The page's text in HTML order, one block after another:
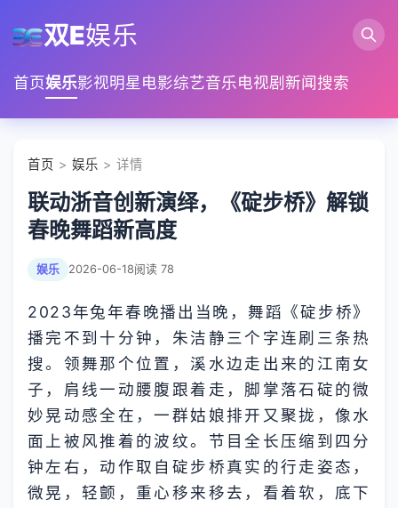
双E娱乐
首页娱乐影视明星电影综艺音乐电视剧 新闻搜索
首页 > 娱乐 > 详情
联动浙音创新演绎，《碇步桥》解锁
春晚舞蹈新高度
娱乐 2026-06-18阅读 78
2023年兔年春晚播出当晚，舞蹈《碇步桥》
播完不到十分钟，朱洁静三个字连刷三条热
搜。领舞那个位置，溪水边走出来的江南女
子，肩线一动腰腹跟着走，脚掌落石碇的微
妙晃动感全在，一群姑娘排开又聚拢，像水
面上被风推着的波纹。节目全长压缩到四分
钟左右，动作取自碇步桥真实的行走姿态，
微晃，轻颤，重心移来移去，看着软，底下